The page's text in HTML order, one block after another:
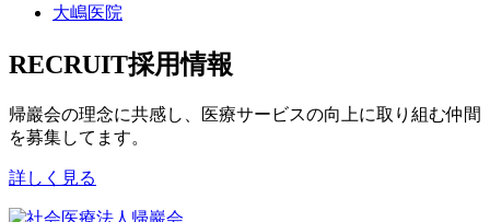
大嶋医院
RECRUIT採用情報
帰巖会の理念に共感し、 医療サービスの向上に取り組む仲間
を募集してます。
詳しく見る